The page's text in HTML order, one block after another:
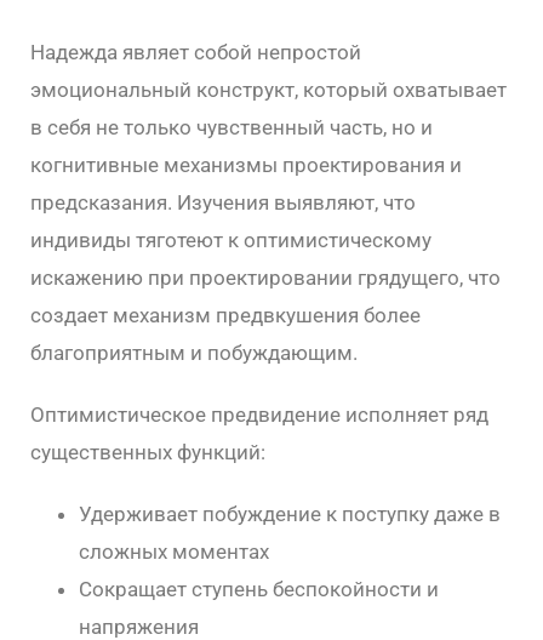
Надежда являет собой непростой
эмоциональный конструкт, который охватывает
в себя не только чувственный часть, но и
когнитивные механизмы проектирования и
предсказания. Изучения выявляют, что
индивиды тяготеют к оптимистическому
искажению при проектировании грядущего, что
создает механизм предвкушения более
благоприятным и побуждающим.
Оптимистическое предвидение исполняет ряд
существенных функций:
Удерживает побуждение к поступку даже в
сложных моментах
Сокращает ступень беспокойности и
напряжения